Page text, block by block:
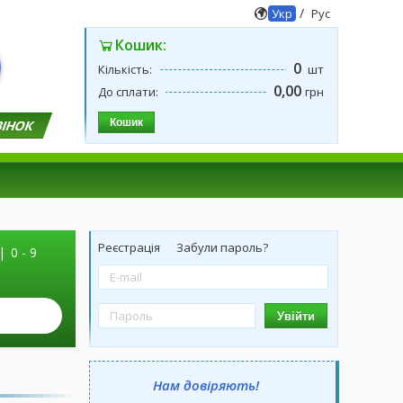
Укр / Рус
Кошик:
Кількість: 0 шт
До сплати:
0,00 грн
Кошик
| 0 - 9
Реєстрація Забули пароль?
Увійти
Нам довіряють!